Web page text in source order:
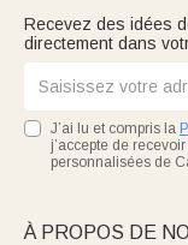
Recevez des idées
directement dans
J’ai lu et compris la
j’accepte de
personnalisées de
À PROPOS DE